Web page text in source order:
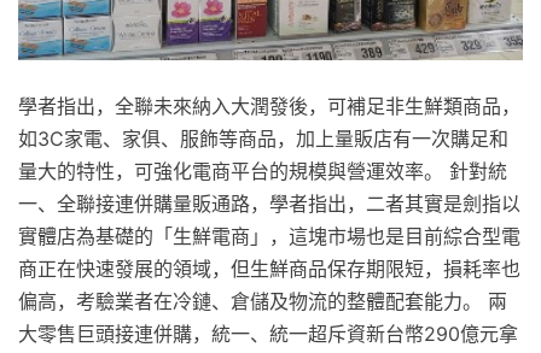
學者指出，全聯未來納入大潤發後，可補足非生鮮類商品，
如3C家電、家俱、服飾等商品，加上量販店有一次購足和
量大的特性，可強化電商平台的規模與營運效率。 針對統
一、全聯接連併購量販通路，學者指出，二者其實是劍指以
實體店為基礎的「生鮮電商」，這塊市場也是目前綜合型電
商正在快速發展的領域，但生鮮商品保存期限短，損耗率也
偏高，考驗業者在冷鏈、倉儲及物流的整體配套能力。 兩
大零售巨頭接連併購，統一、統一超斥資新台幣290億元拿